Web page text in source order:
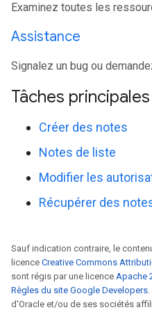
Examinez toutes les
Assistance
Signalez un bug ou
Tâches principales
Créer des notes
Notes de liste
Modifier les
Récupérer des
Sauf indication contraire, le
licence Creative Commons
sont régis par une licence Apache
Règles du site Google Developers
d'Oracle et/ou de ses sociétés